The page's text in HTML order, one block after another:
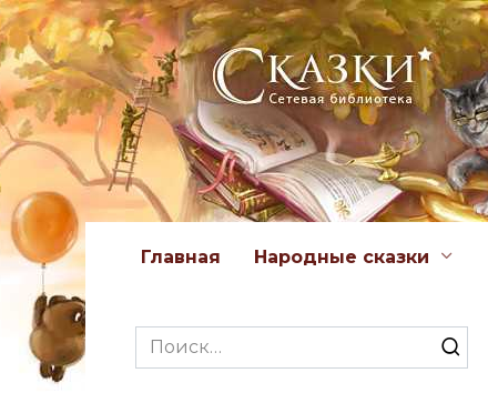
Перейти
к
содержанию
Главная Народные сказки
Search
for: